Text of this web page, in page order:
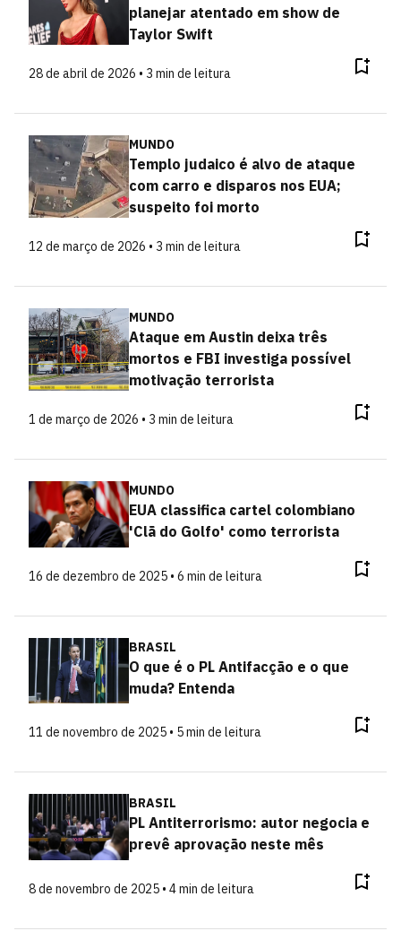
planejar atentado em show de
Taylor Swift
28 de abril de 2026 • 3 min de leitura
MUNDO
Templo judaico é alvo de ataque
com carro e disparos nos EUA;
suspeito foi morto
12 de março de 2026 • 3 min de leitura
MUNDO
Ataque em Austin deixa três
mortos e FBI investiga possível
motivação terrorista
1 de março de 2026 • 3 min de leitura
MUNDO
EUA classifica cartel colombiano
'Clã do Golfo' como terrorista
16 de dezembro de 2025 • 6 min de leitura
BRASIL
O que é o PL Antifacção e o que
muda? Entenda
11 de novembro de 2025 • 5 min de leitura
BRASIL
PL Antiterrorismo: autor negocia e
prevê aprovação neste mês
8 de novembro de 2025 • 4 min de leitura